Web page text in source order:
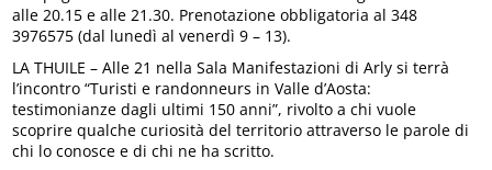
alle 20.15 e alle 21.30. Prenotazione obbligatoria al 348
3976575 (dal lunedì al venerdì 9 – 13).
LA THUILE – Alle 21 nella Sala Manifestazioni di Arly si terrà
l’incontro “Turisti e randonneurs in Valle d’Aosta:
testimonianze dagli ultimi 150 anni”, rivolto a chi vuole
scoprire qualche curiosità del territorio attraverso le parole di
chi lo conosce e di chi ne ha scritto.